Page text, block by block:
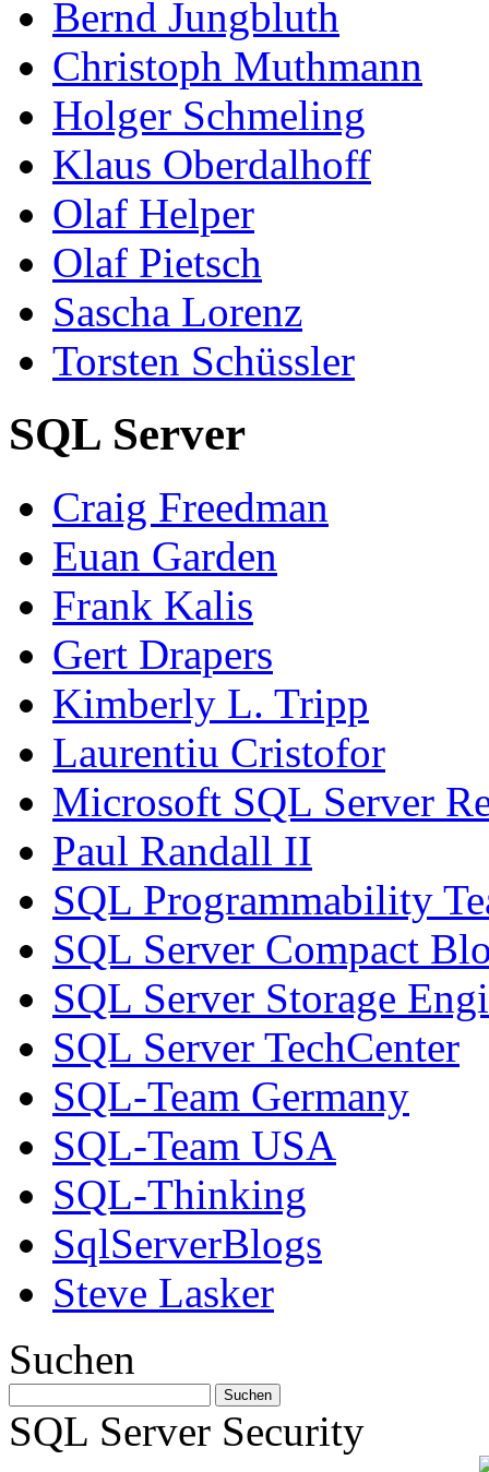
Bernd Jungbluth
Christoph Muthmann
Holger Schmeling
Klaus Oberdalhoff
Olaf Helper
Olaf Pietsch
Sascha Lorenz
Torsten Schüssler
SQL Server
Craig Freedman
Euan Garden
Frank Kalis
Gert Drapers
Kimberly L. Tripp
Laurentiu Cristofor
Microsoft SQL Server
Paul Randall II
SQL Programmability
SQL Server Compact
SQL Server Storage
SQL Server TechCenter
SQL-Team Germany
SQL-Team USA
SQL-Thinking
SqlServerBlogs
Steve Lasker
Suchen
SQL Server Security